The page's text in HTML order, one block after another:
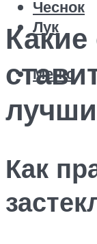
Чеснок
Лук
Меню
Какие
Как